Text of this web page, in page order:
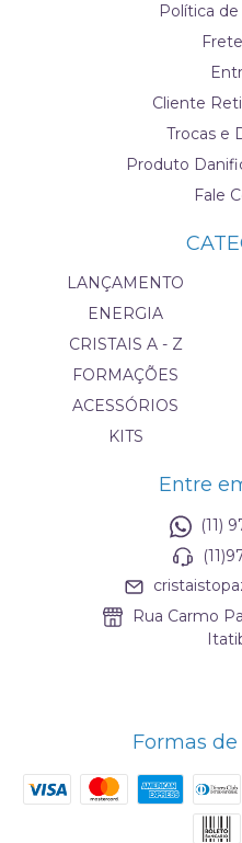
Política
Cliente
Trocas e
Produto
Fale
LANÇAMENTO
ENERGIA
CRISTAIS A - Z
FORMAÇÕES
ACESSÓRIOS
KITS
Entre
(11)
Rua Carmo
Formas